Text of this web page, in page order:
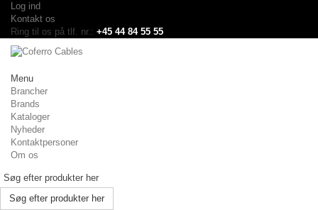
Log ind
Kontakt os
Ring til os på tlf. nr.: +45 44 84 55 55
Menu
Brancher
Brands
Kataloger
Nyheder
Kontaktpersoner
Om os
Søg efter produkter her